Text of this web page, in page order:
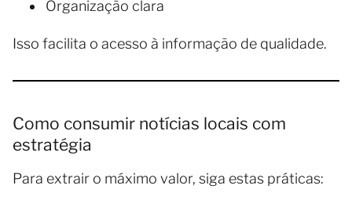
Organização clara
Isso facilita o acesso à informação de qualidade.
Como consumir notícias locais com
estratégia
Para extrair o máximo valor, siga estas práticas: